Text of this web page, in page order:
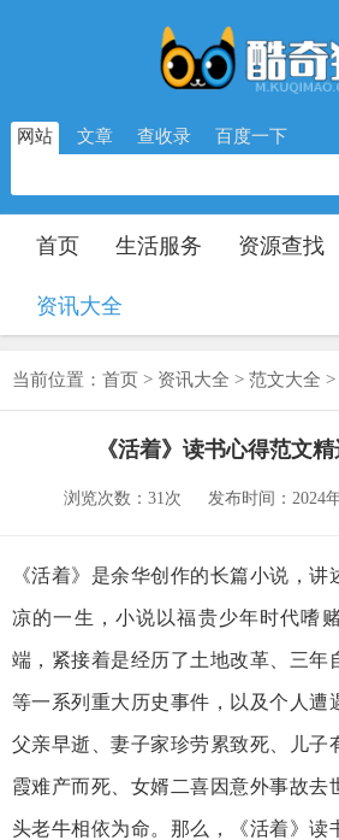
网站 文章 查收录 百度一下
首页 生活服务 资源查找
资讯大全
当前位置： 首页 > 资讯大全 > 范文大全 >
《活着》读书心得范文精
浏览次数：31次 发布时间：2024
《活着》是余华创作的长篇小说，
凉的一生，小说以福贵少年时代嗜
端，紧接着是经历了土地改革、三年
等一系列重大历史事件，以及个人遭
父亲早逝、妻子家珍劳累致死、儿子
霞难产而死、女婿二喜因意外事故去
头老牛相依为命。那么，《活着》读